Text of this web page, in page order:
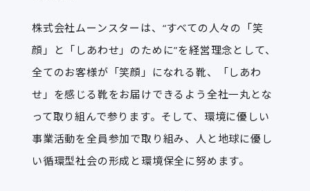
株式会社ムーンスターは、“すべての人々の「笑
顔」と「しあわせ」のために”を経営理念として、
全てのお客様が「笑顔」になれる靴、「しあわ
せ」を感じる靴をお届けできるよう全社一丸とな
って取り組んで参ります。そして、環境に優しい
事業活動を全員参加で取り組み、人と地球に優し
い循環型社会の形成と環境保全に努めます。